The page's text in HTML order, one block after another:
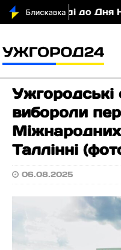
до Дня
Ужгородські
вибороли
Міжнародних
Таллінні
06.08.2025